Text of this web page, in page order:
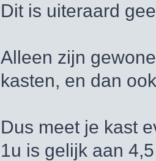
Dit is uiteraard
Alleen zijn
kasten, en dan
Dus meet je kast
1u is gelijk aan